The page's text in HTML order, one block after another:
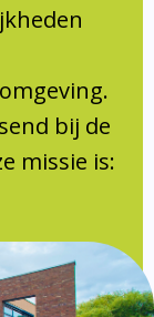
bij de
missie is: